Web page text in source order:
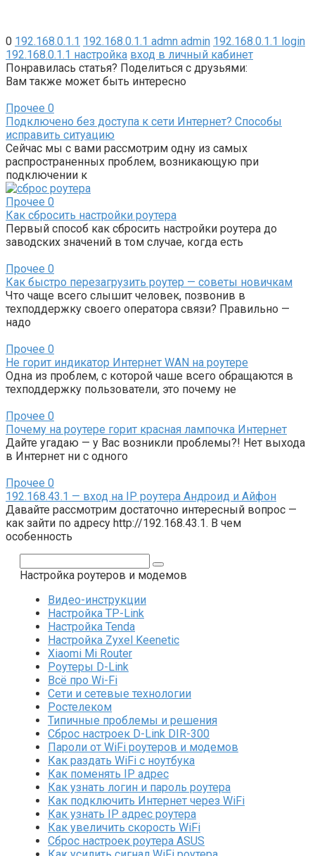
0 192.168.0.1.1 192.168.0.1.1 admn admin 192.168.0.1.1 login
192.168.0.1.1 настройка вход в личный кабинет
Понравилась статья? Поделиться с друзьями:
Вам также может быть интересно
Прочее 0
Подключено без доступа к сети Интернет? Способы
исправить ситуацию
Сейчас мы с вами рассмотрим одну из самых
распространенных проблем, возникающую при
подключении к
Прочее 0
Как сбросить настройки роутера
Первый способ как сбросить настройки роутера до
заводских значений в том случае, когда есть
Прочее 0
Как быстро перезагрузить роутер — советы новичкам
Что чаще всего слышит человек, позвонив в
техподдержку своего оператора связи? Правильно —
надо
Прочее 0
Не горит индикатор Интернет WAN на роутере
Одна из проблем, с которой чаше всего обращаются в
техподдержку пользователи, это почему не
Прочее 0
Почему на роутере горит красная лампочка Интернет
Дайте угадаю — у Вас возникли проблемы?! Нет выхода
в Интернет ни с одного
Прочее 0
192.168.43.1 — вход на IP роутера Андроид и Айфон
Давайте рассмотрим достаточно интересный вопрос —
как зайти по адресу http://192.168.43.1. В чем
особенность
Настройка роутеров и модемов
Видео-инструкции
Настройка TP-Link
Настройка Tenda
Настройка Zyxel Keenetic
Xiaomi Mi Router
Роутеры D-Link
Всё про Wi-Fi
Сети и сетевые технологии
Ростелеком
Типичные проблемы и решения
Сброс настроек D-Link DIR-300
Пароли от WiFi роутеров и модемов
Как раздать WiFi с ноутбука
Как поменять IP адрес
Как узнать логин и пароль роутера
Как подключить Интернет через WiFi
Как узнать IP адрес роутера
Как увеличить скорость WiFi
Сброс настроек роутера ASUS